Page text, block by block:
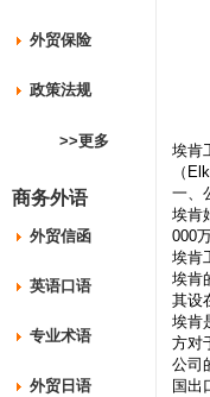
外贸保险
政策法规
>>更多
商务外语
外贸信函
英语口语
专业术语
外贸日语
埃肯
（
一、
埃肯
000
埃肯
埃肯
其设
埃肯
方对
公司
国出